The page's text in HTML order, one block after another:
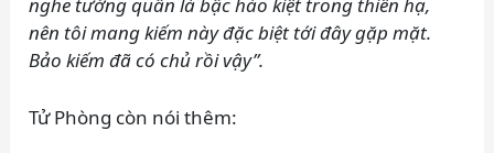
nên tôi mang kiếm này đặc biệt tới đây gặp mặt.
Bảo kiếm đã có chủ rồi vậy”.
Tử Phòng còn nói thêm: